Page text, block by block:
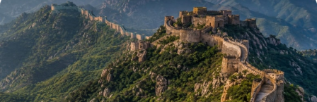
Hindistan’ın Rajasthan eyaletinde bulunan
Kumbhalgarh Kalesi, devasa surlarıyla dünyanın
en dikkat çekici yapıları arasında gösteriliyor.
Aravalli Dağları’nın zirvesine kurulan tarihi